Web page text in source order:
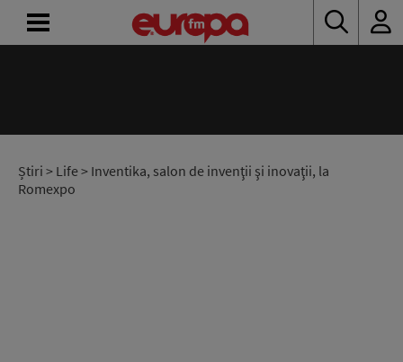
Știri > Life> Inventika, salon de invenţii şi inovaţii, la
Romexpo
RADIO